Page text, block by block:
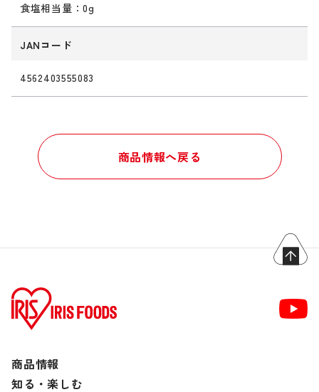
食塩相当量：0g
JANコード
4562403555083
商品情報へ戻る
商品情報
知る・楽しむ